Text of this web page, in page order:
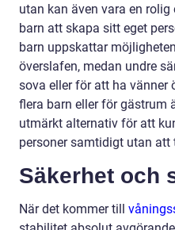
utan kan även vara en
barn att skapa sitt eget
barn uppskattar
överslafen, medan undre
sova eller för att ha vänner
flera barn eller för gästrum
utmärkt alternativ för att
personer samtidigt utan
Säkerhet och
När det kommer till